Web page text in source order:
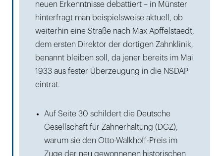
neuen Erkenntnisse debattiert – in Münster
hinterfragt man beispielsweise aktuell, ob
weiterhin eine Straße nach Max Apffelstaedt,
dem ersten Direktor der dortigen Zahnklinik,
benannt bleiben soll, da jener bereits im Mai
1933 aus fester Überzeugung in die NSDAP
eintrat.
Auf Seite 30 schildert die Deutsche
Gesellschaft für Zahnerhaltung (DGZ),
warum sie den Otto-Walkhoff-Preis im
Zuge der neu gewonnenen historischen